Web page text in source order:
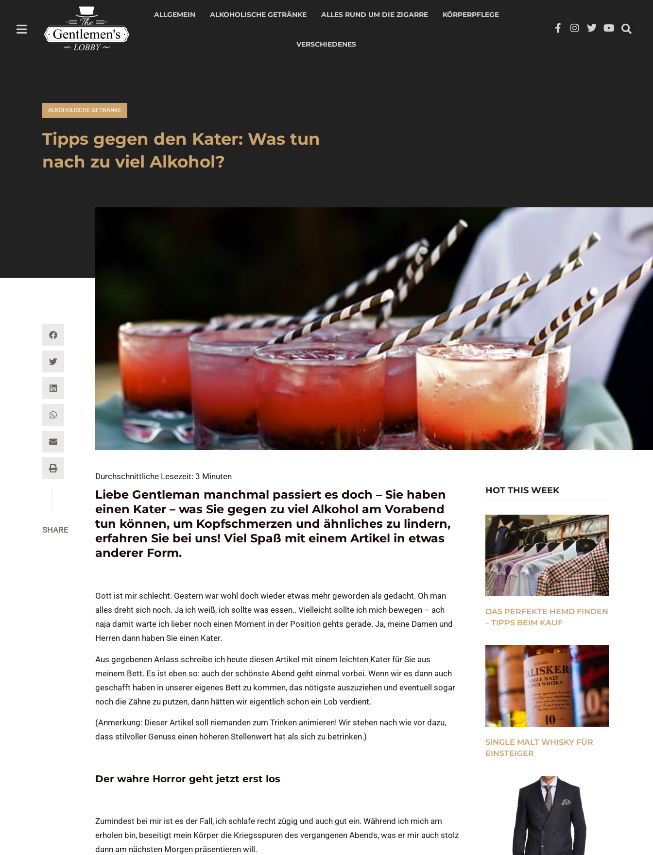
ALLGEMEIN ALKOHOLISCHE GETRÄNKE ALLES RUND UM DIE ZIGARRE KÖRPERPFLEGE
VERSCHIEDENES
ALKOHOLISCHE GETRÄNKE
Tipps gegen den Kater: Was tun
nach zu viel Alkohol?
SHARE
Durchschnittliche Lesezeit: 3 Minuten
Liebe Gentleman manchmal passiert es doch – Sie haben
einen Kater – was Sie gegen zu viel Alkohol am Vorabend
tun können, um Kopfschmerzen und ähnliches zu lindern,
erfahren Sie bei uns! Viel Spaß mit einem Artikel in etwas
anderer Form.
Gott ist mir schlecht. Gestern war wohl doch wieder etwas mehr geworden als gedacht. Oh man
alles dreht sich noch. Ja ich weiß, ich sollte was essen.. Vielleicht sollte ich mich bewegen – ach
naja damit warte ich lieber noch einen Moment in der Position gehts gerade. Ja, meine Damen und
Herren dann haben Sie einen Kater.
Aus gegebenen Anlass schreibe ich heute diesen Artikel mit einem leichten Kater für Sie aus
meinem Bett. Es ist eben so: auch der schönste Abend geht einmal vorbei. Wenn wir es dann auch
geschafft haben in unserer eigenes Bett zu kommen, das nötigste auszuziehen und eventuell sogar
noch die Zähne zu putzen, dann hätten wir eigentlich schon ein Lob verdient.
(Anmerkung: Dieser Artikel soll niemanden zum Trinken animieren! Wir stehen nach wie vor dazu,
dass stilvoller Genuss einen höheren Stellenwert hat als sich zu betrinken.)
Der wahre Horror geht jetzt erst los
Zumindest bei mir ist es der Fall, ich schlafe recht zügig und auch gut ein. Während ich mich am
erholen bin, beseitigt mein Körper die Kriegsspuren des vergangenen Abends, was er mir auch stolz
dann am nächsten Morgen präsentieren will.
HOT THIS WEEK
DAS PERFEKTE HEMD FINDEN
– TIPPS BEIM KAUF
SINGLE MALT WHISKY FÜR
EINSTEIGER